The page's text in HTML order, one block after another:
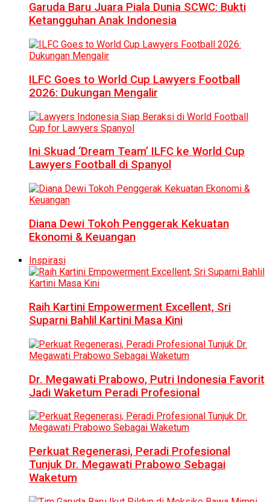
Garuda Baru Juara Piala Dunia SCWC: Bukti
Ketangguhan Anak Indonesia
ILFC Goes to World Cup Lawyers Football
2026: Dukungan Mengalir
Ini Skuad ‘Dream Team’ ILFC ke World Cup
Lawyers Football di Spanyol
Diana Dewi Tokoh Penggerak Kekuatan
Ekonomi & Keuangan
Inspirasi
Raih Kartini Empowerment Excellent, Sri
Suparni Bahlil Kartini Masa Kini
Dr. Megawati Prabowo, Putri Indonesia Favorit
Jadi Waketum Peradi Profesional
Perkuat Regenerasi, Peradi Profesional
Tunjuk Dr. Megawati Prabowo Sebagai
Waketum